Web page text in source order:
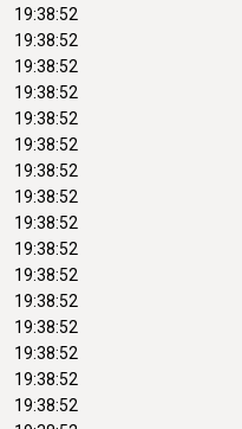
19:38:52
19:38:52
19:38:52
19:38:52
19:38:52
19:38:52
19:38:52
19:38:52
19:38:52
19:38:52
19:38:52
19:38:52
19:38:52
19:38:52
19:38:52
19:38:52